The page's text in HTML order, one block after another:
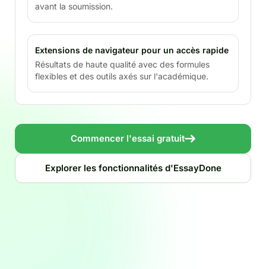
avant la soumission.
Extensions de navigateur pour un accès rapide
Résultats de haute qualité avec des formules
flexibles et des outils axés sur l'académique.
Commencer l'essai gratuit
Explorer les fonctionnalités d'EssayDone